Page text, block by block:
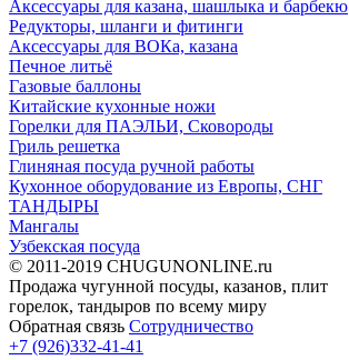
Аксессуары для казана, шашлыка и барбекю
Редукторы, шланги и фитинги
Аксессуары для ВОКа, казана
Печное литьё
Газовые баллоны
Китайские кухонные ножи
Горелки для ПАЭЛЬИ, Сковороды
Гриль решетка
Глиняная посуда ручной работы
Кухонное оборудование из Европы, СНГ
ТАНДЫРЫ
Мангалы
Узбекская посуда
© 2011-2019 CHUGUNONLINE.ru
Продажа чугунной посуды, казанов, плит
горелок, тандыров по всему миру
Обратная связь Сотрудничество
+7 (926)332-41-41